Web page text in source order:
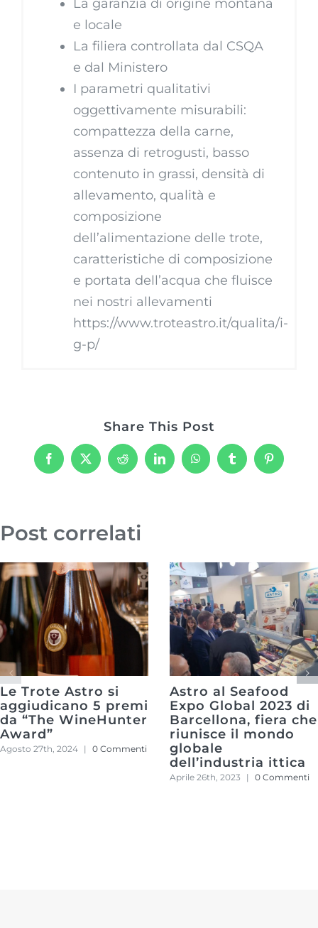
La garanzia di origine montana
e locale
La filiera controllata dal CSQA
e dal Ministero
I parametri qualitativi
oggettivamente misurabili:
compattezza della carne,
assenza di retrogusti, basso
contenuto in grassi, densità di
allevamento, qualità e
composizione
dell’alimentazione delle trote,
caratteristiche di composizione
e portata dell’acqua che fluisce
nei nostri allevamenti
https://www.troteastro.it/qualita/i-
g-p/
Share This Post
Facebook
X Reddit LinkedInWhatsAppTumblr Pinterest
Post correlati
Le Trote Astro si
aggiudicano 5 premi
da “The WineHunter
Award”
Agosto 27th, 2024 | 0 Commenti
Astro al Seafood
Expo Global 2023 di
Barcellona, fiera che
riunisce il mondo
globale
dell’industria ittica
Aprile 26th, 2023 | 0 Commenti